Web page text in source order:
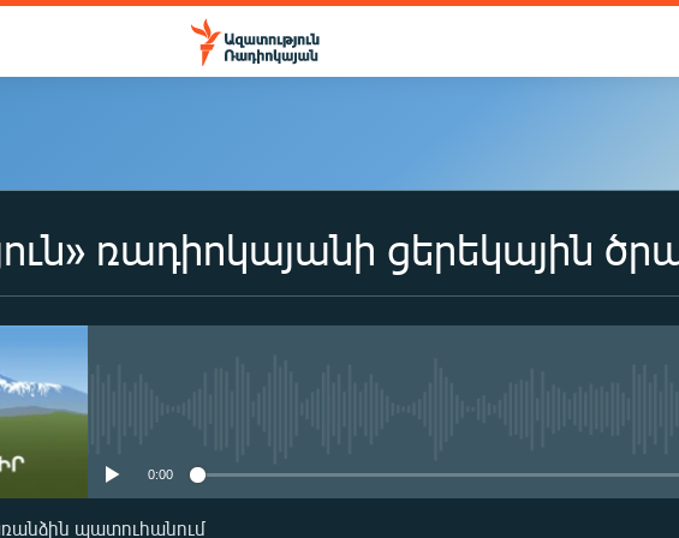
ռադիոկայանի ցերեկային
0:00
պատուհանում